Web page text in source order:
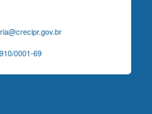
0001-69